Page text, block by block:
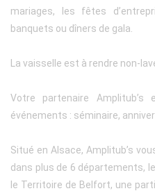
mariages, les fêtes
banquets ou dîners de gala.
La vaisselle est à rendre non-
Votre partenaire
événements : séminaire,
Situé en Alsace, Amplitub’s
dans plus de 6 départements,
le Territoire de Belfort, une